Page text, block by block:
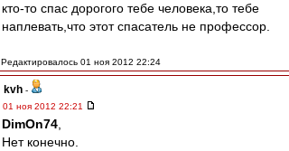
кто-то спас дорогого тебе человека,то тебе
наплевать,что этот спасатель не профессор.
Редактировалось 01 ноя 2012 22:24
kvh -
01 ноя 2012 22:21
DimOn74
Нет конечно.